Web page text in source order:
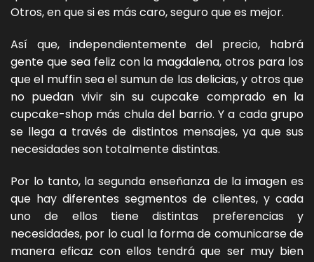
Otros, en que si es más caro, seguro que es mejor.
Así que, independientemente del precio, habrá
gente que sea feliz con la magdalena, otros para los
que el muffin sea el sumun de las delicias, y otros que
no puedan vivir sin su cupcake comprado en la
cupcake-shop más chula del barrio. Y a cada grupo
se llega a través de distintos mensajes, ya que sus
necesidades son totalmente distintas.
Por lo tanto, la segunda enseñanza de la imagen es
que hay diferentes segmentos de clientes, y cada
uno de ellos tiene distintas preferencias y
necesidades, por lo cual la forma de comunicarse de
manera eficaz con ellos tendrá que ser muy bien